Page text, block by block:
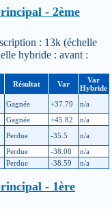
- 2ème
: 13k (échelle
hybride : avant :
Résultat Var
Var
Hybride
Gagnée +37.79
n/a
Gagnée +45.82
n/a
Perdue -35.5
n/a
Perdue -38.08
n/a
Perdue -38.59 n/a
- 1ère